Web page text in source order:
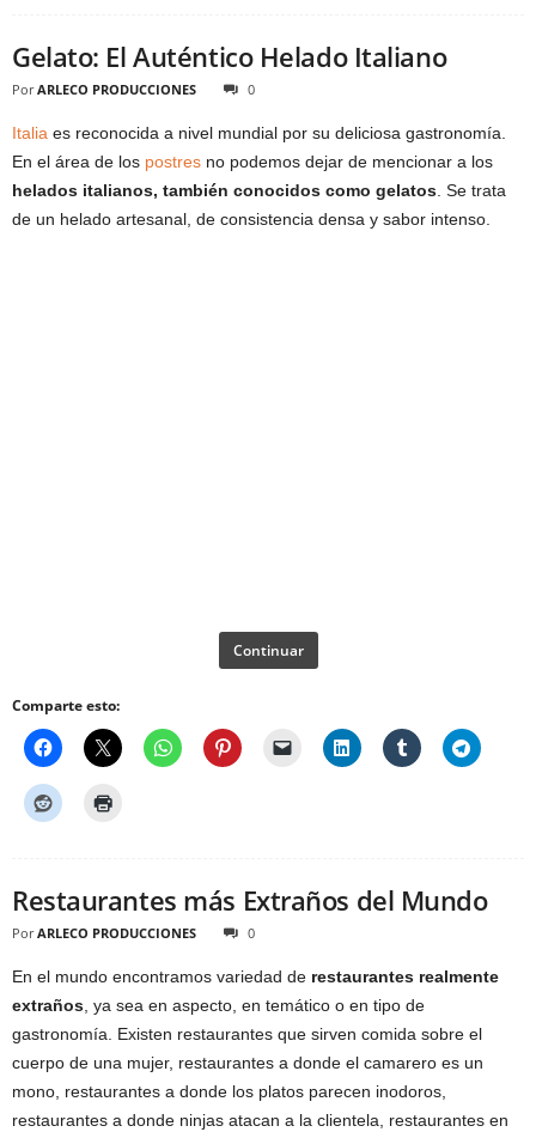
Gelato: El Auténtico Helado Italiano
Por ARLECO PRODUCCIONES 0
Italia es reconocida a nivel mundial por su deliciosa gastronomía.
En el área de los postres no podemos dejar de mencionar a los
helados italianos, también conocidos como gelatos . Se trata
de un helado artesanal, de consistencia densa y sabor intenso.
Continuar
Comparte esto:
Restaurantes más Extraños del Mundo
Por ARLECO PRODUCCIONES 0
En el mundo encontramos variedad de restaurantes realmente
extraños , ya sea en aspecto, en temático o en tipo de
gastronomía. Existen restaurantes que sirven comida sobre el
cuerpo de una mujer, restaurantes a donde el camarero es un
mono, restaurantes a donde los platos parecen inodoros,
restaurantes a donde ninjas atacan a la clientela, restaurantes en